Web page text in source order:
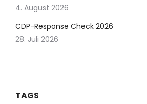
4. August 2026
CDP-Response Check 2026
28. Juli 2026
TAGS